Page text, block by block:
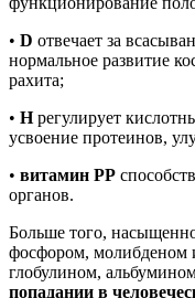
• D отвечает за
нормальное развитие
рахита;
• Нрегулирует
усвоение протеинов,
• витамин РР
органов.
Больше того,
фосфором, молибденом
глобулином,
попадании в